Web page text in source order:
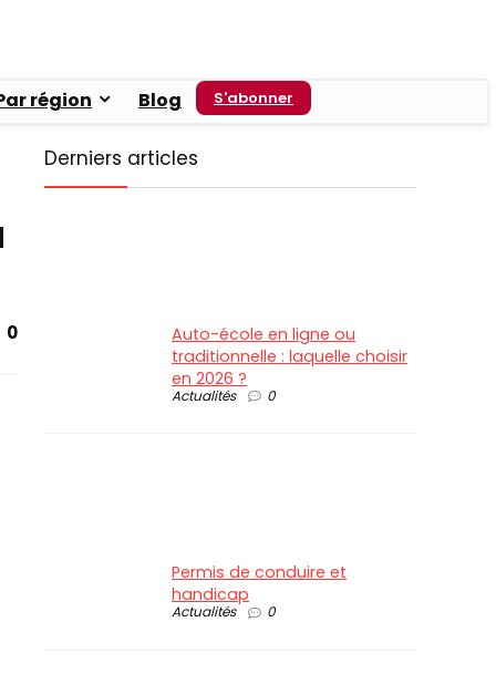
région Blog S'abonner
0
Derniers articles
Auto-école en ligne ou
traditionnelle : laquelle choisir
en 2026 ?
Actualités 0
Permis de conduire et
handicap
Actualités 0